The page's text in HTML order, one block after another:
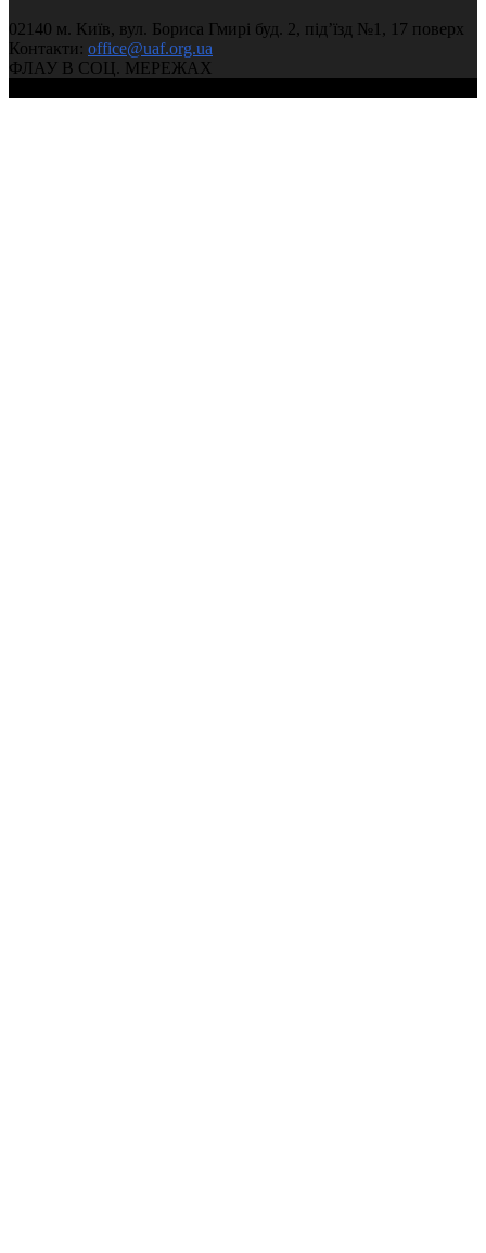
02140 м. Київ, вул. Бориса Гмирі буд. 2, під’їзд №1, 17 поверх
Контакти: office@uaf.org.ua
ФЛАУ В СОЦ. МЕРЕЖАХ